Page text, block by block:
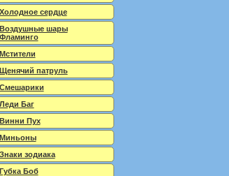
Холодное сердце
Воздушные шары
Фламинго
Мстители
Щенячий патруль
Смешарики
Леди Баг
Винни Пух
Миньоны
Знаки зодиака
Губка Боб